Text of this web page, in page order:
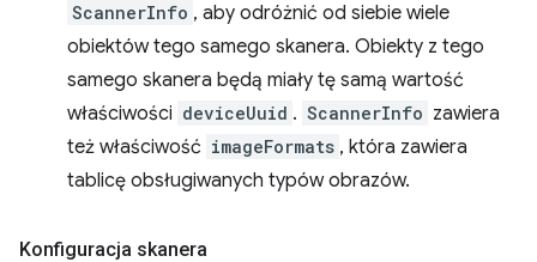
ScannerInfo , aby odróżnić od siebie wiele
obiektów tego samego skanera. Obiekty z tego
samego skanera będą miały tę samą wartość
właściwości deviceUuid . ScannerInfo zawiera
też właściwość imageFormats , która zawiera
tablicę obsługiwanych typów obrazów.
Konfiguracja skanera